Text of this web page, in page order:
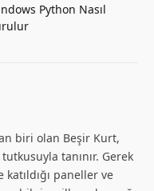
Python Nasıl
biri olan Beşir Kurt,
tanınır. Gerek
katıldığı paneller ve